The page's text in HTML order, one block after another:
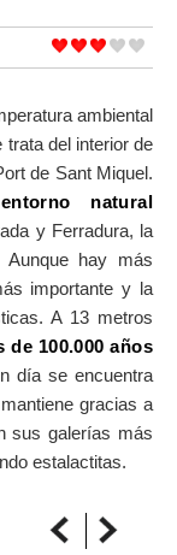
ambiental
trata del interior de
de Sant Miquel.
natural
y Ferradura, la
hay más
importante y la
A 13 metros
de 100.000 años
día se encuentra
gracias a
sus galerías más
estalactitas.